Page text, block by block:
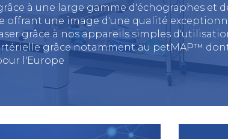
à une large gamme d'échographes et
offrant une image d'une qualité
grâce à nos appareils simples
grâce notamment au petMAP™
l'Europe